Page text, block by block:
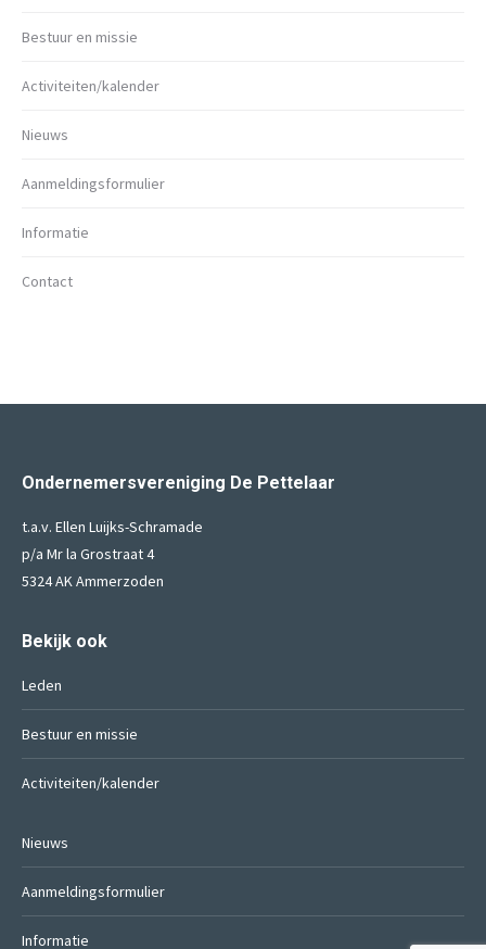
Bestuur en missie
Activiteiten/kalender
Nieuws
Aanmeldingsformulier
Informatie
Contact
Ondernemersvereniging De Pettelaar
t.a.v. Ellen Luijks-Schramade
p/a Mr la Grostraat 4
5324 AK Ammerzoden
Bekijk ook
Leden
Bestuur en missie
Activiteiten/kalender
Nieuws
Aanmeldingsformulier
Informatie